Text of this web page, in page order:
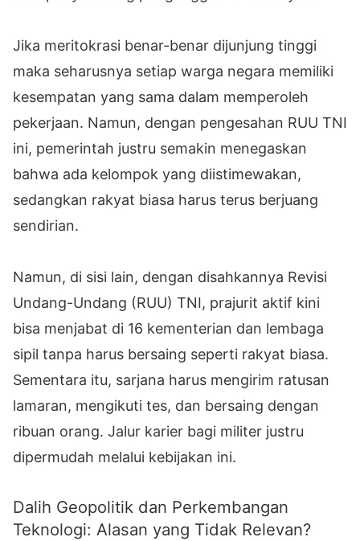
Jika meritokrasi benar-benar dijunjung tinggi
maka seharusnya setiap warga negara memiliki
kesempatan yang sama dalam memperoleh
pekerjaan. Namun, dengan pengesahan RUU TNI
ini, pemerintah justru semakin menegaskan
bahwa ada kelompok yang diistimewakan,
sedangkan rakyat biasa harus terus berjuang
sendirian.
Namun, di sisi lain, dengan disahkannya Revisi
Undang-Undang (RUU) TNI, prajurit aktif kini
bisa menjabat di 16 kementerian dan lembaga
sipil tanpa harus bersaing seperti rakyat biasa.
Sementara itu, sarjana harus mengirim ratusan
lamaran, mengikuti tes, dan bersaing dengan
ribuan orang. Jalur karier bagi militer justru
dipermudah melalui kebijakan ini.
Dalih Geopolitik dan Perkembangan
Teknologi: Alasan yang Tidak Relevan?